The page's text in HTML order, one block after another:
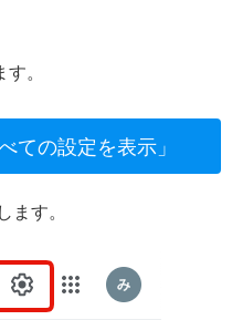
。
ての設定を表示」
ます。